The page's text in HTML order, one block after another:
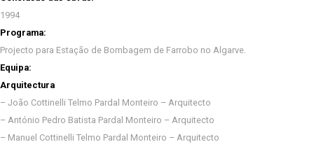
1994
Programa:
Projecto para Estação de Bombagem de Farrobo no Algarve.
Equipa:
Arquitectura
– João Cottinelli Telmo Pardal Monteiro – Arquitecto
– António Pedro Batista Pardal Monteiro – Arquitecto
– Manuel Cottinelli Telmo Pardal Monteiro – Arquitecto